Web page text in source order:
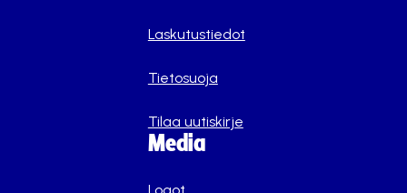
Laskutustiedot
Tietosuoja
Tilaa uutiskirje
Media